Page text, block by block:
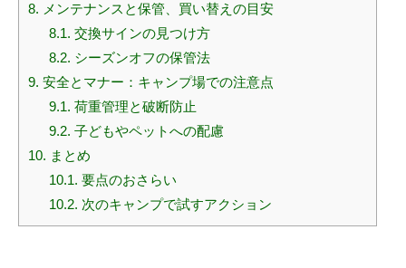
8. メンテナンスと保管、買い替えの目安
8.1. 交換サインの見つけ方
8.2. シーズンオフの保管法
9. 安全とマナー：キャンプ場での注意点
9.1. 荷重管理と破断防止
9.2. 子どもやペットへの配慮
10. まとめ
10.1. 要点のおさらい
10.2. 次のキャンプで試すアクション